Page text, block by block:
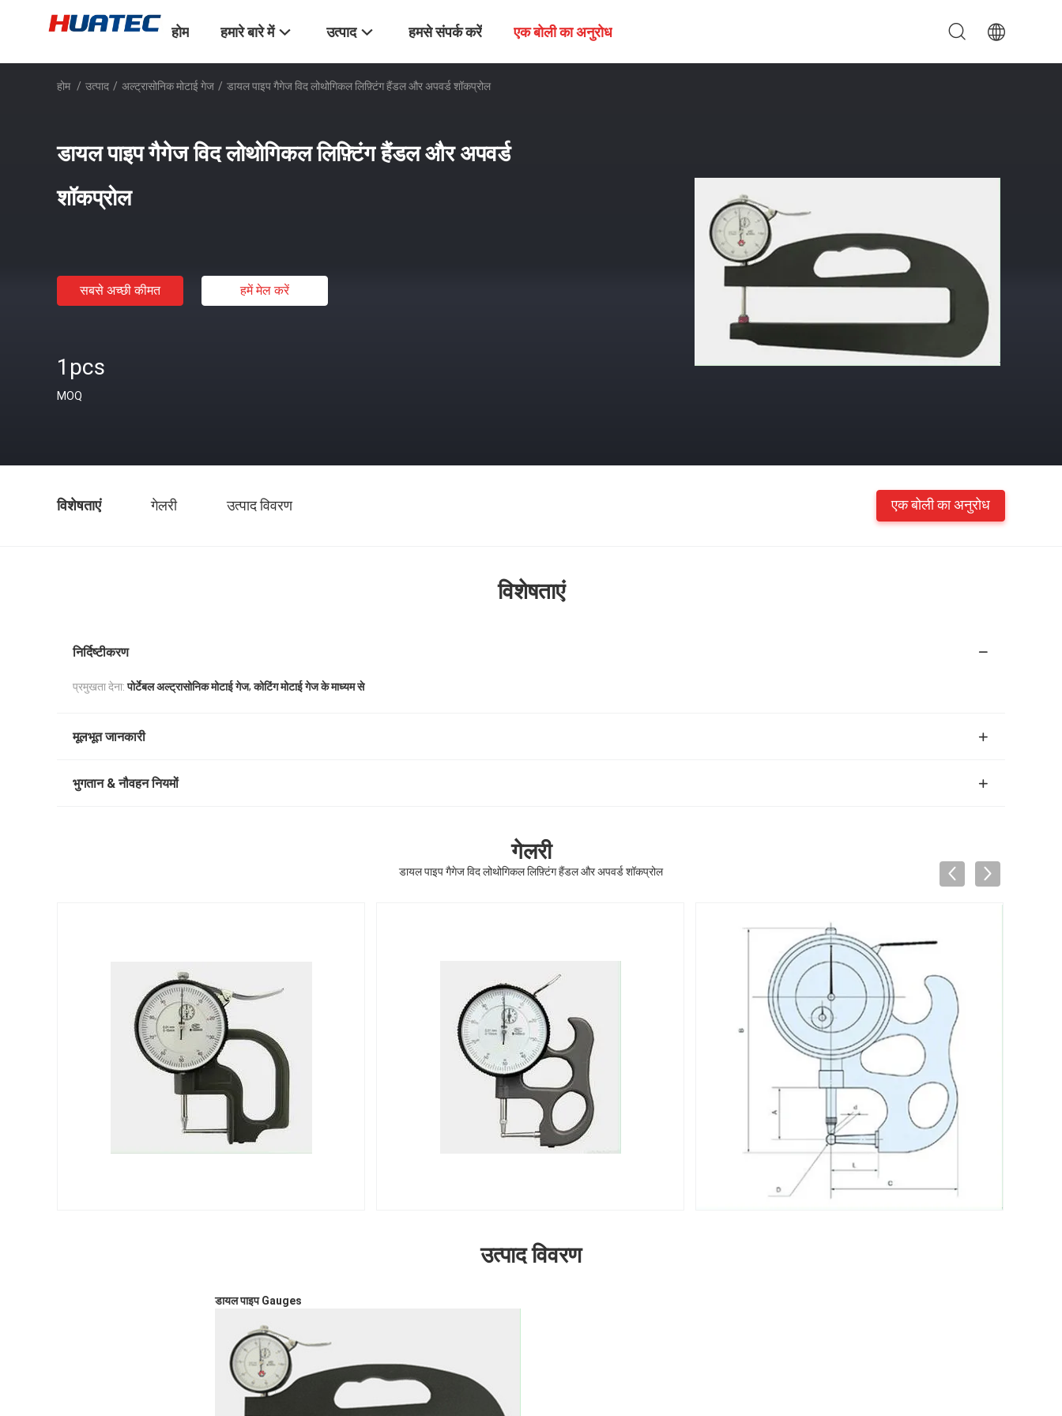
होम हमारे बारे में उत्पाद हमसे संपर्क करें एक बोली का अनुरोध
होम / उत्पाद / अल्ट्रासोनिक मोटाई गेज / डायल पाइप गैगेज विद लोथोगिकल लिफ़्टिंग हैंडल और अपवर्ड शॉकप्रोल
डायल पाइप गैगेज विद लोथोगिकल लिफ़्टिंग हैंडल और अपवर्ड
शॉकप्रोल
सबसे अच्छी कीमत हमें मेल करें
1pcs
MOQ
विशेषताएं गेलरी उत्पाद विवरण एक बोली का अनुरोध
विशेषताएं
निर्दिष्टीकरण
प्रमुखता देना: पोर्टेबल अल्ट्रासोनिक मोटाई गेज,कोटिंग मोटाई गेज के माध्यम से
मूलभूत जानकारी
भुगतान & नौवहन नियमों
गेलरी
डायल पाइप गैगेज विद लोथोगिकल लिफ़्टिंग हैंडल और अपवर्ड शॉकप्रोल
उत्पाद विवरण
डायल पाइप Gauges